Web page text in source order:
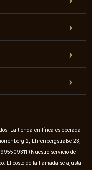
La tienda en línea es operada
2, Ehrenbergstraße 23,
(Nuestro servicio de
El costo de la llamada se ajusta